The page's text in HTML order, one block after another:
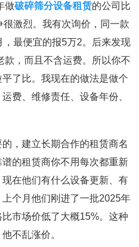
做破碎筛分设备租赁的公司比
激烈。我有次询价，同一款
最便宜的报5万2。后来发现
，而且不含运费。所以你不
了比。我现在的做法是做个
费、维修责任、设备年份、
，建立长期合作的租赁商名
的租赁商你不用每次都重新
在他们有什么设备更新、有
个月他们刚进了一批2025年
市场价低了大概15%。这种
不乱涨价。